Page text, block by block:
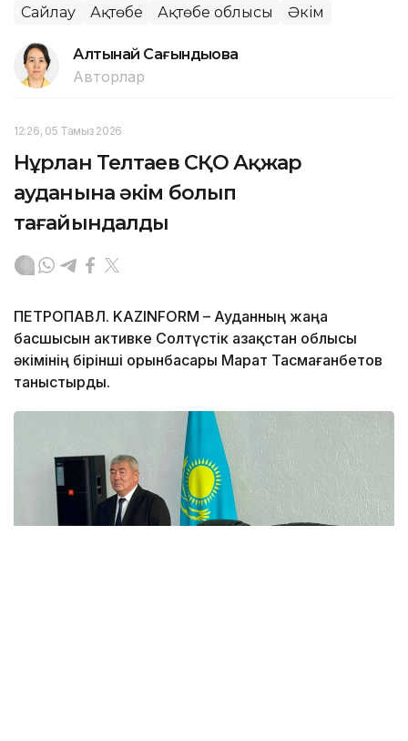
Сайлау Ақтөбе Ақтөбе облысы Әкім
Алтынай Сағындықова
Авторлар
12:26, 05 Тамыз 2026
Нұрлан Телтаев СҚО Ақжар
ауданына әкім болып
тағайындалды
ПЕТРОПАВЛ. KAZINFORM – Ауданның жаңа
басшысын активке Солтүстік Қазақстан облысы
әкімінің бірінші орынбасары Марат Тасмағанбетов
таныстырды.